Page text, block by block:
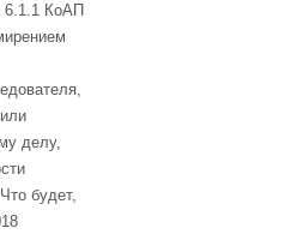
6.1.1 КоАП
делу,
будет,